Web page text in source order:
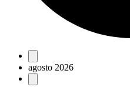
Eventos
agosto 2026